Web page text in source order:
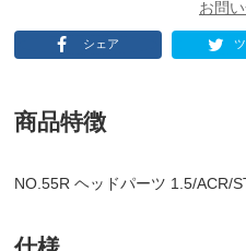
シェア
商品特徴
NO.55R ヘッドパーツ 1.5/ACR/